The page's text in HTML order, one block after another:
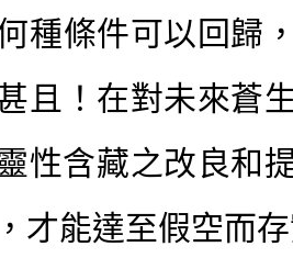
種條件可以回歸
且！在對未來蒼
性含藏之改良和
才能達至假空而